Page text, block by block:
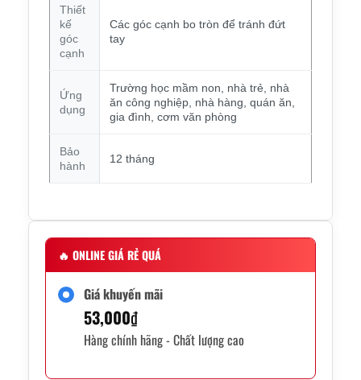
Thiết
kế
góc
cạnh
Các góc cạnh bo tròn để tránh đứt
tay
Ứng
dụng
Trường học mầm non, nhà trẻ, nhà
ăn công nghiệp, nhà hàng, quán ăn,
gia đình, cơm văn phòng
Bảo
hành
12 tháng
🔥 ONLINE GIÁ RẺ QUÁ
Giá khuyến mãi
53,000₫
Hàng chính hãng - Chất lượng cao